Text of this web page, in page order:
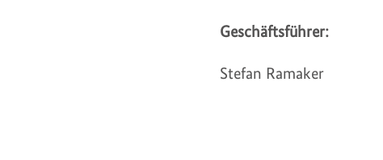
Geschäftsführer:
Stefan Ramaker